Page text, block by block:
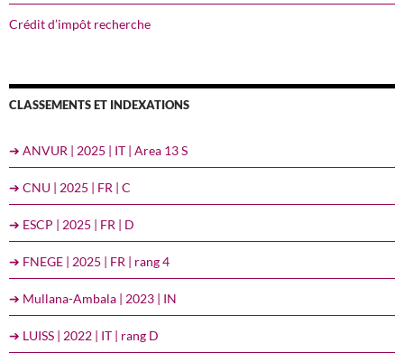
Crédit d’impôt recherche
CLASSEMENTS ET INDEXATIONS
➔ ANVUR | 2025 | IT | Area 13 S
➔ CNU | 2025 | FR | C
➔ ESCP | 2025 | FR | D
➔ FNEGE | 2025 | FR | rang 4
➔ Mullana-Ambala | 2023 | IN
➔ LUISS | 2022 | IT | rang D